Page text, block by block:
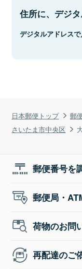
日本郵便トップ 郵
さいたま市中央区
住所に、デジタ
デジタルアドレスで
郵便番号を
郵便局・
荷物のお問
再配達のご